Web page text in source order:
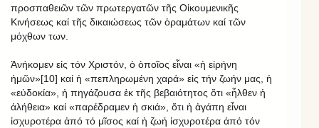
προσπαθειῶν τῶν πρωτεργατῶν τῆς Οἰκουμενικῆς
Κινήσεως καί τῆς δικαιώσεως τῶν ὁραμάτων καί τῶν
μόχθων των.
Ἀνήκομεν εἰς τόν Χριστόν, ὁ ὁποῖος εἶναι «ἡ εἰρήνη
ἡμῶν»[10] καί ἡ «πεπληρωμένη χαρά» εἰς τήν ζωήν μας, ἡ
«εὐδοκία», ἡ πηγάζουσα ἐκ τῆς βεβαιότητος ὅτι «ἦλθεν ἡ
ἀλήθεια» καί «παρέδραμεν ἡ σκιά», ὅτι ἡ ἀγάπη εἶναι
ἰσχυροτέρα ἀπό τό μῖσος καί ἡ ζωή ἰσχυροτέρα ἀπό τόν